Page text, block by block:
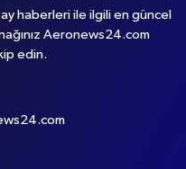
haberleri ile ilgili en güncel
Aeronews24.com
edin.